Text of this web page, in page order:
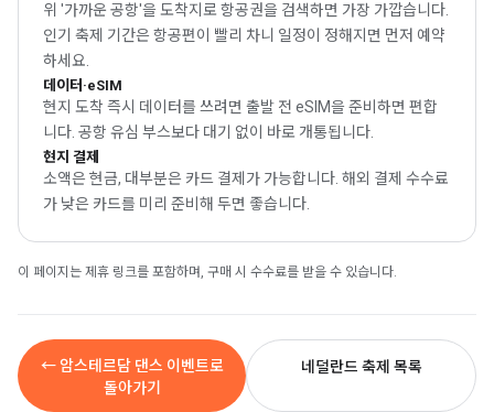
위 '가까운 공항'을 도착지로 항공권을 검색하면 가장 가깝습니다.
인기 축제 기간은 항공편이 빨리 차니 일정이 정해지면 먼저 예약
하세요.
데이터·eSIM
현지 도착 즉시 데이터를 쓰려면 출발 전 eSIM을 준비하면 편합
니다. 공항 유심 부스보다 대기 없이 바로 개통됩니다.
현지 결제
소액은 현금, 대부분은 카드 결제가 가능합니다. 해외 결제 수수료
가 낮은 카드를 미리 준비해 두면 좋습니다.
이 페이지는 제휴 링크를 포함하며, 구매 시 수수료를 받을 수 있습니다.
← 암스테르담 댄스 이벤트로
돌아가기
네덜란드 축제 목록